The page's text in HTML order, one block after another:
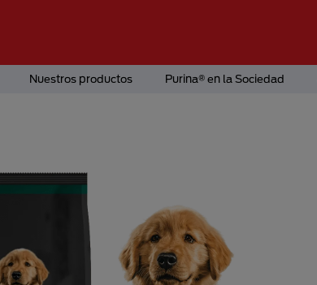
Nuestros productos Purina® en la Sociedad